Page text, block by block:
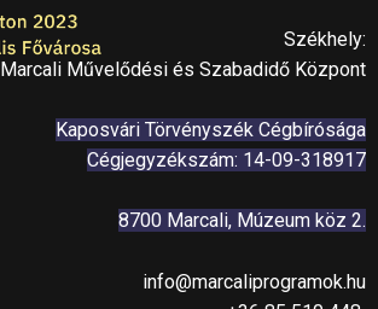
Székhely:
Marcali Művelődési és Szabadidő Központ
Kaposvári Törvényszék Cégbírósága
Cégjegyzékszám: 14-09-318917
8700 Marcali, Múzeum köz 2.
info@marcaliprogramok.hu